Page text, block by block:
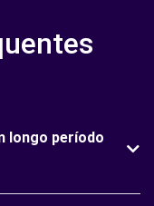
longo período